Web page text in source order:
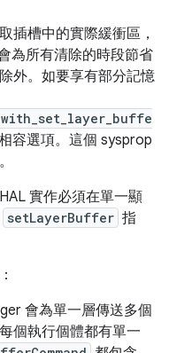
插槽中的實際緩衝區，
為所有清除的時段節省
外。如要享有部分記憶
容選項。這個 sysprop
實作必須在單一顯
setLayerBuffer 指
會為單一層傳送多個
個執行個體都有單一